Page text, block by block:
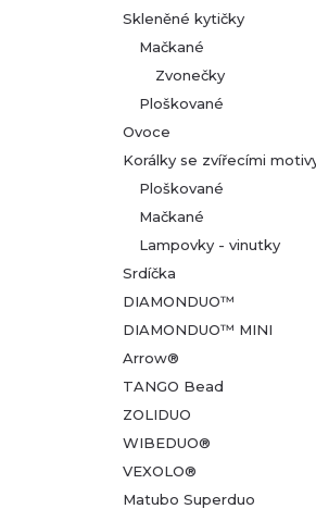
Skleněné kytičky
Mačkané
Zvonečky
Ploškované
Ovoce
Korálky se zvířecími
Ploškované
Mačkané
Lampovky - vinutky
Srdíčka
DIAMONDUO™
DIAMONDUO™ MINI
Arrow®
TANGO Bead
ZOLIDUO
WIBEDUO®
VEXOLO®
Matubo Superduo